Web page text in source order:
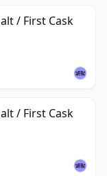
/ First Cask
/ First Cask